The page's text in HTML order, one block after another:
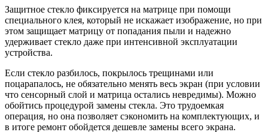
Защитное стекло фиксируется на матрице при помощи
специального клея, который не искажает изображение, но при
этом защищает матрицу от попадания пыли и надежно
удерживает стекло даже при интенсивной эксплуатации
устройства.
Если стекло разбилось, покрылось трещинами или
поцарапалось, не обязательно менять весь экран (при условии
что сенсорный слой и матрица остались невредимы). Можно
обойтись процедурой замены стекла. Это трудоемкая
операция, но она позволяет сэкономить на комплектующих, и
в итоге ремонт обойдется дешевле замены всего экрана.